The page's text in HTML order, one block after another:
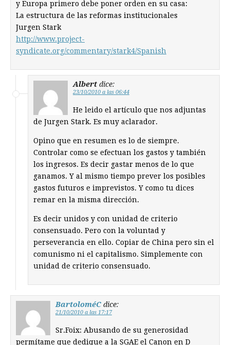
y Europa primero debe poner orden en su casa:
La estructura de las reformas institucionales
Jurgen Stark
http://www.project-
syndicate.org/commentary/stark4/Spanish
Albert dice:
23/10/2010 a las 06:44
He leido el artículo que nos adjuntas
de Jurgen Stark. Es muy aclarador.
Opino que en resumen es lo de siempre.
Controlar como se efectuan los gastos y también
los ingresos. Es decir gastar menos de lo que
ganamos. Y al mismo tiempo prever los posibles
gastos futuros e imprevistos. Y como tu dices
remar en la misma dirección.
Es decir unidos y con unidad de criterio
consensuado. Pero con la voluntad y
perseverancia en ello. Copiar de China pero sin el
comunismo ni el capitalismo. Simplemente con
unidad de criterio consensuado.
BartoloméC dice:
21/10/2010 a las 17:17
Sr.Foix: Abusando de su generosidad
permítame que dedique a la SGAE el Canon en D